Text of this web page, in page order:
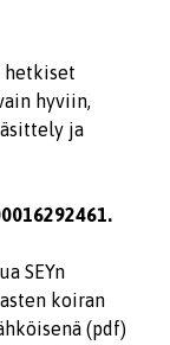
hetkiset
hyviin,
ja
SEYn
koiran
(pdf)